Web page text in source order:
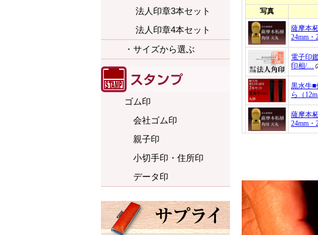
法人印章3本セット
法人印章4本セット
・サイズから選ぶ
ゴム印
会社ゴム印
親子印
小切手印・住所印
データ印